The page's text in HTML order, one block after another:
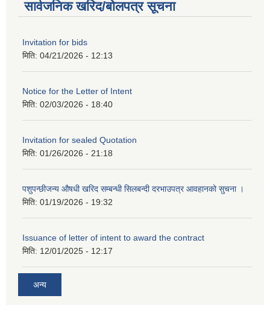
सार्वजनिक खरिद/बोलपत्र सूचना
Invitation for bids
मिति: 04/21/2026 - 12:13
Notice for the Letter of Intent
मिति: 02/03/2026 - 18:40
Invitation for sealed Quotation
मिति: 01/26/2026 - 21:18
पशुपन्छीजन्य औषधी खरिद सम्बन्धी सिलबन्दी दरभाउपत्र आवहानको सुचना ।
मिति: 01/19/2026 - 19:32
Issuance of letter of intent to award the contract
मिति: 12/01/2025 - 12:17
अन्य